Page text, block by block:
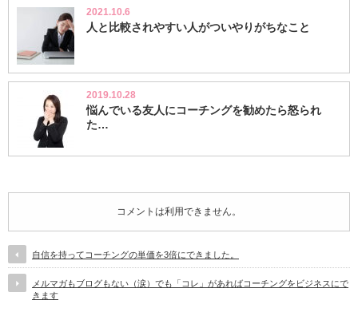
2021.10.6
人と比較されやすい人がついやりがちなこと
2019.10.28
悩んでいる友人にコーチングを勧めたら怒られ
た…
コメントは利用できません。
自信を持ってコーチングの単価を3倍にできました。
メルマガもブログもない（涙）でも「コレ」があればコーチングをビジネスにで
きます